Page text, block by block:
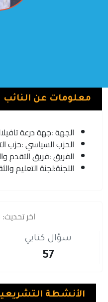
معلومات عن النائب
الجهة :جهة درعة
الحزب السياسي :حزب
الفريق :فريق التقدم
اللجنة:لجنة التعليم
اخر تحديث: 09/01/2025
سؤال كتابي
57
الأنشطة